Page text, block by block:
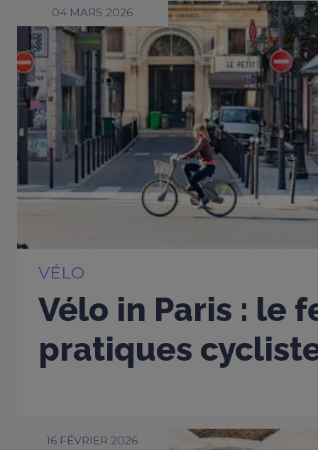
04 MARS 2026
VÉLO
Vélo in Paris : le
pratiques
16 FÉVRIER 2026